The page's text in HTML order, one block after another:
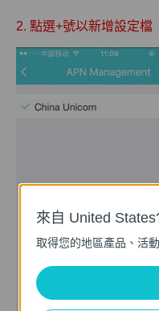
2. 點選+號以新增設定檔
來自 United
取得您的地區產品、活